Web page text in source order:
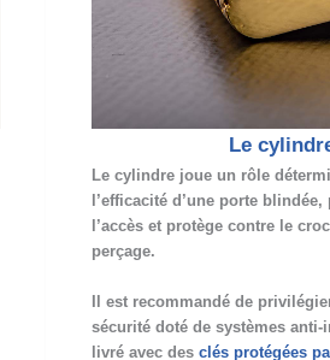
Le
Le cylindre joue un rôle
l’efficacité d’une porte
l’accès et protège contre le
perçage.
Il est recommandé de
sécurité doté de systèmes anti-
livré avec desclés protégées